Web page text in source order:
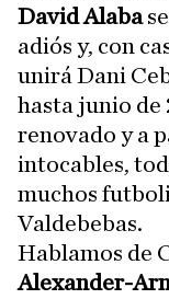
David Alaba
adiós y, con
unirá Dani
hasta junio de
renovado y a
intocables,
muchos
Valdebebas.
Hablamos de
Alexander-